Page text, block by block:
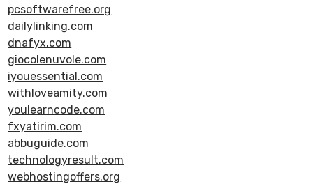
pcsoftwarefree.org
dailylinking.com
dnafyx.com
giocolenuvole.com
iyouessential.com
withloveamity.com
youlearncode.com
fxyatirim.com
abbuguide.com
technologyresult.com
webhostingoffers.org